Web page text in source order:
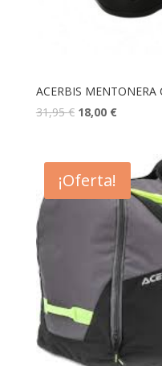
ACERBIS MENTONERA
31,95€ 18,00 €
¡Oferta!